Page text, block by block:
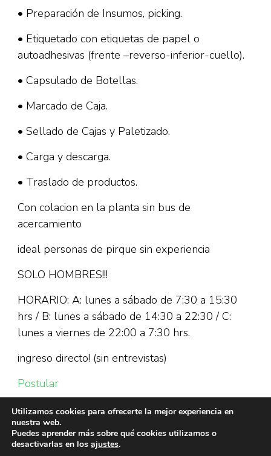
• Preparación de Insumos, picking.
• Etiquetado con etiquetas de papel o
autoadhesivas (frente –reverso-inferior-cuello).
• Capsulado de Botellas.
• Marcado de Caja.
• Sellado de Cajas y Paletizado.
• Carga y descarga.
• Traslado de productos.
Con colacion en la planta sin bus de
acercamiento
ideal personas de pirque sin experiencia
SOLO HOMBRES!!!
HORARIO: A: lunes a sábado de 7:30 a 15:30
hrs / B: lunes a sábado de 14:30 a 22:30 / C:
lunes a viernes de 22:00 a 7:30 hrs.
ingreso directo! (sin entrevistas)
Postular
Utilizamos cookies para ofrecerte la mejor experiencia en
nuestra web.
Puedes aprender más sobre qué cookies utilizamos o
desactivarlas en los ajustes.